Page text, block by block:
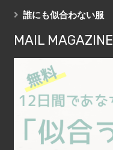
誰にも似合わない服
MAIL MAGAZINE